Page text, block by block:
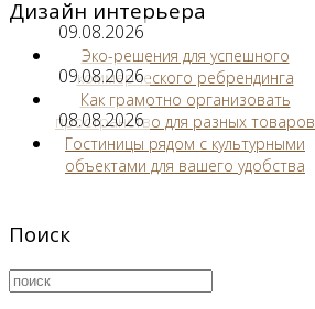
Дизайн интерьера
09.08.2026
Эко-решения для успешного
коммерческого ребрендинга
09.08.2026
Как грамотно организовать
пространство для разных товаров
08.08.2026
Гостиницы рядом с культурными
объектами для вашего удобства
Поиск